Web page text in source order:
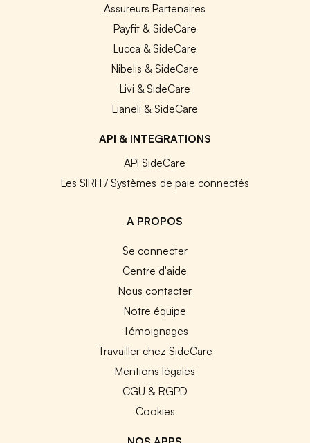
Assureurs Partenaires
Payfit & SideCare
Lucca & SideCare
Nibelis & SideCare
Livi & SideCare
Lianeli & SideCare
API & INTEGRATIONS
API SideCare
Les SIRH / Systèmes de paie connectés
A PROPOS
Se connecter
Centre d'aide
Nous contacter
Notre équipe
Témoignages
Travailler chez SideCare
Mentions légales
CGU & RGPD
Cookies